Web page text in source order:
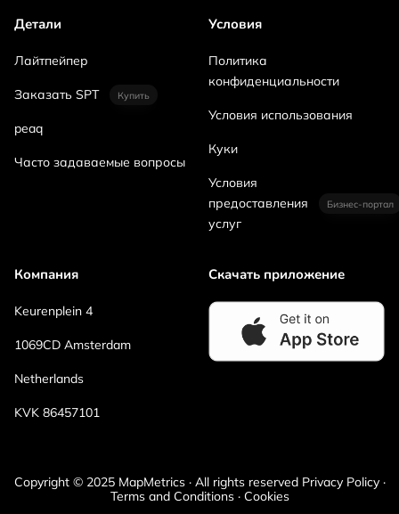
Детали
Лайтпейпер
Заказать SPT Купить
peaq
Часто задаваемые вопросы
Условия
Политика
конфиденциальности
Условия использования
Куки
Условия
предоставления
услуг
Бизнес-портал
Компания
Keurenplein 4
1069CD Amsterdam
Netherlands
KVK 86457101
Скачать приложение
Copyright © 2025 MapMetrics · All rights reserved Privacy Policy ·
Terms and Conditions · Cookies